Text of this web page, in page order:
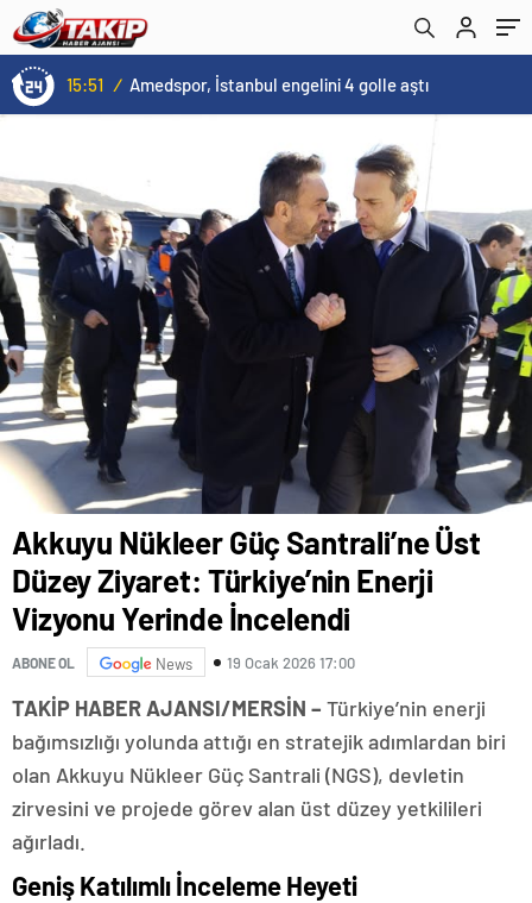
/ Amedspor, İstanbul engelini 4 golle aştı
İncelendi
Akkuyu Nükleer Güç Santrali’ne Üst
Düzey Ziyaret: Türkiye’nin Enerji
Vizyonu Yerinde İncelendi
ABONE OL News 19 Ocak 2026 17:00
TAKİP HABER AJANSI/MERSİN – Türkiye’nin enerji
bağımsızlığı yolunda attığı en stratejik adımlardan biri
olan Akkuyu Nükleer Güç Santrali (NGS), devletin
zirvesini ve projede görev alan üst düzey yetkilileri
ağırladı.
Geniş Katılımlı İnceleme Heyeti